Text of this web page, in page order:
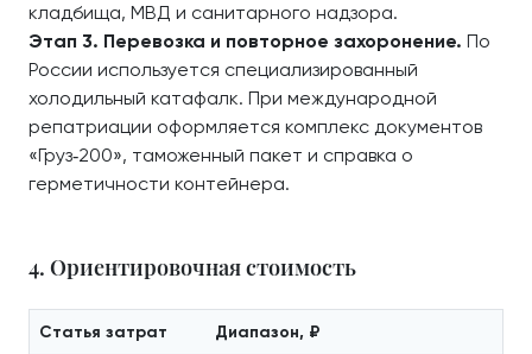
кладбища, МВД и санитарного надзора.
Этап 3. Перевозка и повторное захоронение. По
России используется специализированный
холодильный катафалк. При международной
репатриации оформляется комплекс документов
«Груз‑200», таможенный пакет и справка о
герметичности контейнера.
4. Ориентировочная стоимость
Статья затрат Диапазон, ₽